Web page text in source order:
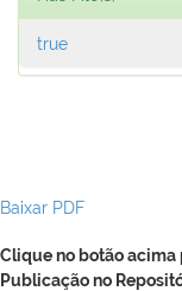
true
Baixar PDF
Clique no botão acima
Publicação no